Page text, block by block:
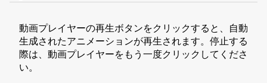
動画プレイヤーの再生ボタンをクリックすると、自動
生成されたアニメーションが再生されます。停止する
際は、動画プレイヤーをもう一度クリックしてくださ
い。